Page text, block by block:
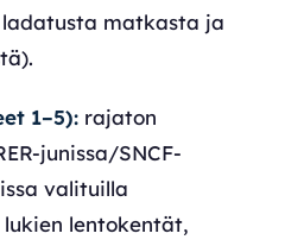
matkasta ja
1–5): rajaton
junissa/SNCF-
valituilla
lentokentät,